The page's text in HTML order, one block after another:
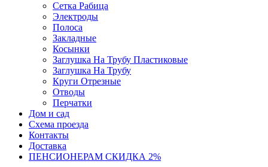
Сетка Рабица
Электроды
Полоса
Закладные
Косынки
Заглушка На Трубу Пластиковые
Заглушка На Трубу
Круги Отрезные
Отводы
Перчатки
Дом и сад
Схема проезда
Контакты
Доставка
ПЕНСИОНЕРАМ СКИДКА 2%